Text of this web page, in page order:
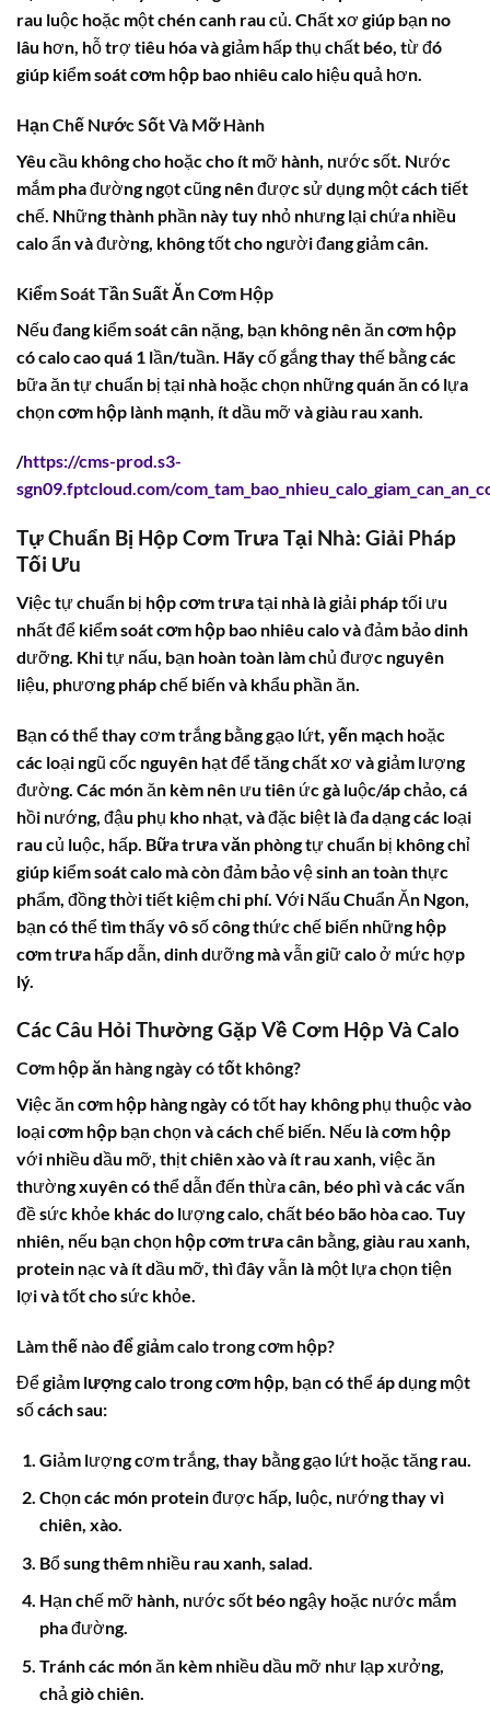
rau luộc hoặc một chén canh rau củ. Chất xơ giúp bạn no
lâu hơn, hỗ trợ tiêu hóa và giảm hấp thụ chất béo, từ đó
giúp kiểm soátcơm hộp bao nhiêu calo hiệu quả hơn.
Hạn Chế Nước Sốt Và Mỡ Hành
Yêu cầu không cho hoặc cho ít mỡ hành, nước sốt. Nước
mắm pha đường ngọt cũng nên được sử dụng một cách tiết
chế. Những thành phần này tuy nhỏ nhưng lại chứa nhiều
calo ẩn và đường, không tốt cho người đang giảm cân.
Kiểm Soát Tần Suất Ăn Cơm Hộp
Nếu đang kiểm soát cân nặng, bạn không nên ăncơm hộp
có calo cao quá 1 lần/tuần. Hãy cố gắng thay thế bằng các
bữa ăn tự chuẩn bị tại nhà hoặc chọn những quán ăn có lựa
chọncơm hộp lành mạnh , ít dầu mỡ và giàu rau xanh.
/https://cms-prod.s3-
sgn09.fptcloud.com/
Tự Chuẩn Bị Hộp Cơm Trưa Tại Nhà: Giải Pháp
Tối Ưu
Việc tự chuẩn bị hộp cơm trưatại nhà là giải pháp tối ưu
nhất để kiểm soátcơm hộp bao nhiêu calovà đảm bảo dinh
dưỡng. Khi tự nấu, bạn hoàn toàn làm chủ được nguyên
liệu, phương pháp chế biến và khẩu phần ăn.
Bạn có thể thay cơm trắng bằng gạo lứt, yến mạch hoặc
các loại ngũ cốc nguyên hạt để tăng chất xơ và giảm lượng
đường. Các món ăn kèm nên ưu tiên ức gà luộc/áp chảo, cá
hồi nướng, đậu phụ kho nhạt, và đặc biệt là đa dạng các loại
rau củ luộc, hấp. Bữa trưa văn phòngtự chuẩn bị không chỉ
giúp kiểm soát calo mà còn đảm bảo vệ sinh an toàn thực
phẩm, đồng thời tiết kiệm chi phí. Với Nấu Chuẩn Ăn Ngon,
bạn có thể tìm thấy vô số công thức chế biến nhữnghộp
cơm trưa hấp dẫn, dinh dưỡng mà vẫn giữcaloở mức hợp
lý.
Các Câu Hỏi Thường Gặp Về Cơm Hộp Và Calo
Cơm hộp ăn hàng ngày có tốt không?
Việc ăncơm hộp hàng ngày có tốt hay không phụ thuộc vào
loạicơm hộp bạn chọn và cách chế biến. Nếu làcơm hộp
với nhiều dầu mỡ, thịt chiên xào và ít rau xanh, việc ăn
thường xuyên có thể dẫn đến thừa cân, béo phì và các vấn
đề sức khỏe khác do lượng calo, chất béo bão hòa cao. Tuy
nhiên, nếu bạn chọn hộp cơm trưacân bằng, giàu rau xanh,
protein nạc và ít dầu mỡ, thì đây vẫn là một lựa chọn tiện
lợi và tốt cho sức khỏe.
Làm thế nào để giảm calo trong cơm hộp?
Để giảm lượng calo trong cơm hộp, bạn có thể áp dụng một
số cách sau:
Giảm lượng cơm trắng, thay bằng gạo lứt hoặc tăng rau.
Chọn các món protein được hấp, luộc, nướng thay vì
chiên, xào.
Bổ sung thêm nhiều rau xanh, salad.
Hạn chế mỡ hành, nước sốt béo ngậy hoặc nước mắm
pha đường.
Tránh các món ăn kèm nhiều dầu mỡ như lạp xưởng,
chả giò chiên.